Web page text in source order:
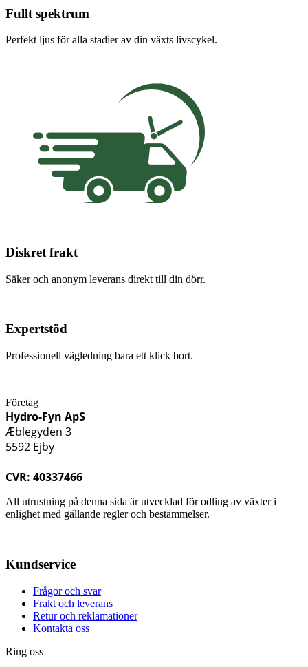
Fullt spektrum
Perfekt ljus för alla stadier av din växts livscykel.
Diskret frakt
Säker och anonym leverans direkt till din dörr.
Expertstöd
Professionell vägledning bara ett klick bort.
Företag
Hydro-Fyn ApS
Æblegyden 3
5592 Ejby
CVR: 40337466
All utrustning på denna sida är utvecklad för odling av växter i
enlighet med gällande regler och bestämmelser.
Kundservice
Frågor och svar
Frakt och leverans
Retur och reklamationer
Kontakta oss
Ring oss